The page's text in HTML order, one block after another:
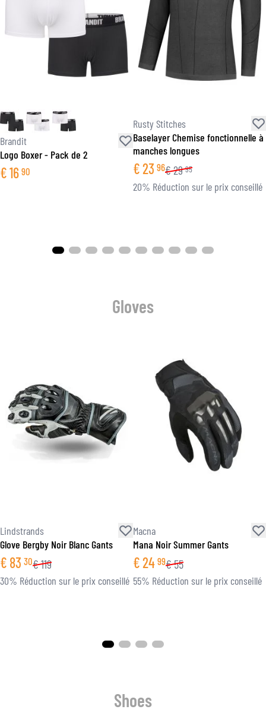
Brandit
Logo Boxer - Pack de 2
€16 90
Rusty Stitches
Baselayer Chemise fonctionnelle à
manches longues
€23 96€29 95
20% Réduction sur le prix conseillé
Gloves
Lindstrands
Glove Bergby Noir Blanc Gants
€ 83 30€119
30% Réduction sur le prix conseillé
Macna
Mana Noir Summer Gants
€24 99€55
55% Réduction sur le prix conseillé
Shoes